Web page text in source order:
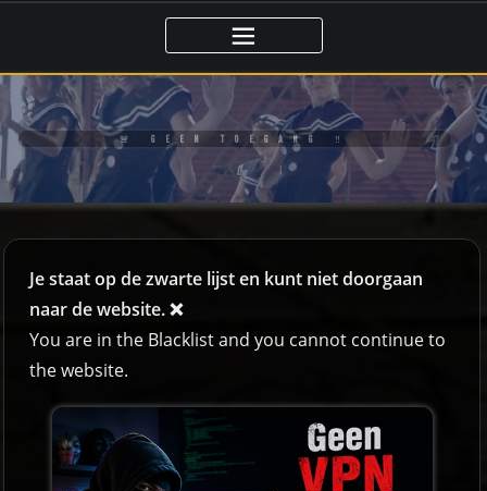
🚨 GEEN TOEGANG ‼️
Je staat op de zwarte lijst en kunt niet doorgaan
naar de website. ❌
You are in the Blacklist and you cannot continue to
the website.